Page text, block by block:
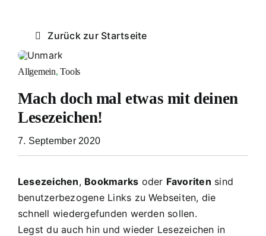
Zurück zur Startseite
Allgemein,Tools
Mach doch mal etwas mit deinen
Lesezeichen!
7. September 2020
Lesezeichen, Bookmarks oder Favoriten sind
benutzerbezogene Links zu Webseiten, die
schnell wiedergefunden werden sollen.
Legst du auch hin und wieder Lesezeichen in